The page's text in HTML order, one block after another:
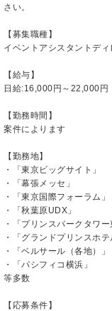
さい。
【募集職種】
イベントアシスタントディ
【給与】
日給:16,000円～22,000円
【勤務時間】
案件によります
【勤務地】
・「東京ビッグサイト」
・「幕張メッセ」
・「東京国際フォーラム」
・「秋葉原UDX」
・「プリンスパークタワー
・「グランドプリンスホテ
・「ベルサール（各地）」
・「パシフィコ横浜」
等多数
【応募条件】